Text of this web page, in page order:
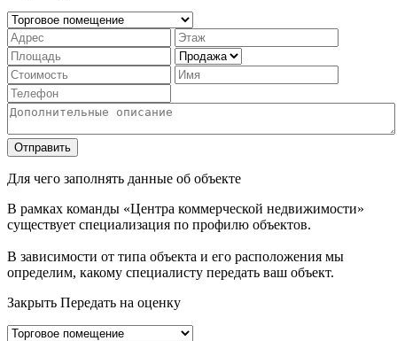
Отправить
Для чего заполнять данные об объекте
В рамках команды «Центра коммерческой недвижимости»
существует специализация по профилю объектов.
В зависимости от типа объекта и его расположения мы
определим, какому специалисту передать ваш объект.
Закрыть Передать на оценку